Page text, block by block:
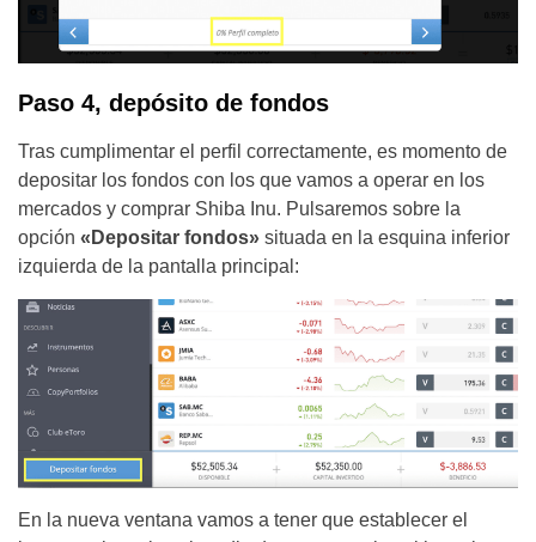
Paso 4, depósito de fondos
Tras cumplimentar el perfil correctamente, es momento de
depositar los fondos con los que vamos a operar en los
mercados y comprar Shiba Inu. Pulsaremos sobre la
opción «Depositar fondos» situada en la esquina inferior
izquierda de la pantalla principal:
En la nueva ventana vamos a tener que establecer el